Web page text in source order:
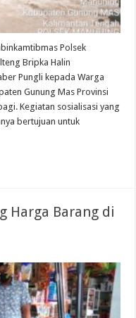
Polsek
Bripka Halin
Pungli kepada Warga
Gunung Mas Provinsi
Kegiatan sosialisasi yang
bertujuan untuk
Harga Barang di